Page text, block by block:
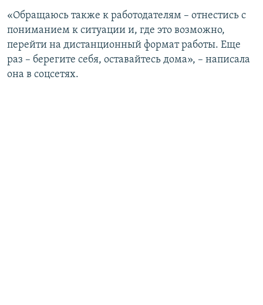
«Обращаюсь также к работодателям – отнестись с
пониманием к ситуации и, где это возможно,
перейти на дистанционный формат работы. Еще
раз – берегите себя, оставайтесь дома», – написала
она в соцсетях.